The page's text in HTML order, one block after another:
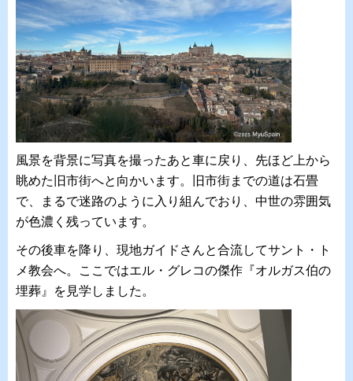
風景を背景に写真を撮ったあと車に戻り、先ほど上から
眺めた旧市街へと向かいます。旧市街までの道は石畳
で、まるで迷路のように入り組んでおり、中世の雰囲気
が色濃く残っています。
その後車を降り、現地ガイドさんと合流してサント・ト
メ教会へ。ここではエル・グレコの傑作『オルガス伯の
埋葬』を見学しました。